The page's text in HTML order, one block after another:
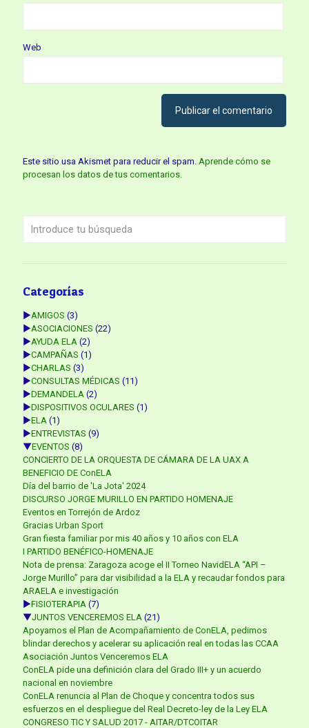
Web
Este sitio usa Akismet para reducir el spam. Aprende cómo se
procesan los datos de tus comentarios.
Categorías
►AMIGOS (3)
►ASOCIACIONES (22)
►AYUDA ELA (2)
►CAMPAÑAS (1)
►CHARLAS (3)
►CONSULTAS MÉDICAS (11)
►DEMANDELA (2)
►DISPOSITIVOS OCULARES (1)
►ELA (1)
►ENTREVISTAS (9)
▼EVENTOS (8)
CONCIERTO DE LA ORQUESTA DE CÁMARA DE LA UAX A
BENEFICIO DE ConELA
Día del barrio de 'La Jota' 2024
DISCURSO JORGE MURILLO EN PARTIDO HOMENAJE
Eventos en Torrejón de Ardoz
Gracias Urban Sport
Gran fiesta familiar por mis 40 años y 10 años con ELA
I PARTIDO BENÉFICO-HOMENAJE
Nota de prensa: Zaragoza acoge el II Torneo NavidELA “API –
Jorge Murillo” para dar visibilidad a la ELA y recaudar fondos para
ARAELA e investigación
►FISIOTERAPIA (7)
▼JUNTOS VENCEREMOS ELA (21)
Apoyamos el Plan de Acompañamiento de ConELA, pedimos
blindar derechos y acelerar su aplicación real en todas las CCAA
Asociación Juntos Venceremos ELA
ConELA pide una definición clara del Grado III+ y un acuerdo
nacional en noviembre
ConELA renuncia al Plan de Choque y concentra todos sus
esfuerzos en el despliegue del Real Decreto-ley de la Ley ELA
CONGRESO TIC Y SALUD 2017 - AITAR/DTCOITAR